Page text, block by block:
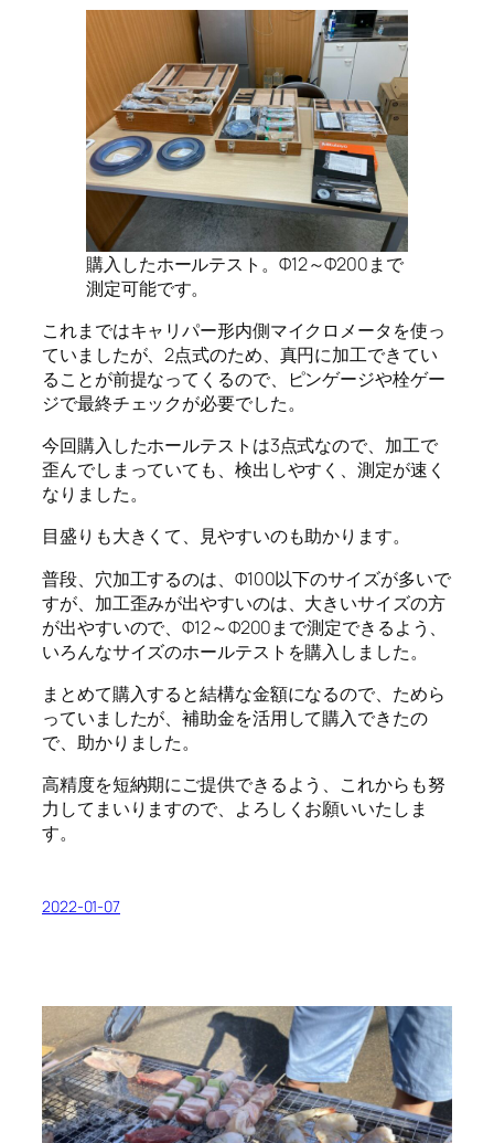
購入したホールテスト。Φ12～Φ200まで
測定可能です。
これまではキャリパー形内側マイクロメータを使っ
ていましたが、2点式のため、真円に加工できてい
ることが前提なってくるので、ピンゲージや栓ゲー
ジで最終チェックが必要でした。
今回購入したホールテストは3点式なので、加工で
歪んでしまっていても、検出しやすく、測定が速く
なりました。
目盛りも大きくて、見やすいのも助かります。
普段、穴加工するのは、Φ100以下のサイズが多いで
すが、加工歪みが出やすいのは、大きいサイズの方
が出やすいので、Φ12～Φ200まで測定できるよう、
いろんなサイズのホールテストを購入しました。
まとめて購入すると結構な金額になるので、ためら
っていましたが、補助金を活用して購入できたの
で、助かりました。
高精度を短納期にご提供できるよう、これからも努
力してまいりますので、よろしくお願いいたしま
す。
2022-01-07